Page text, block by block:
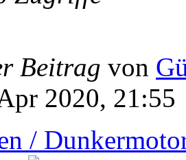
Beitrag von
2020, 21:55
/